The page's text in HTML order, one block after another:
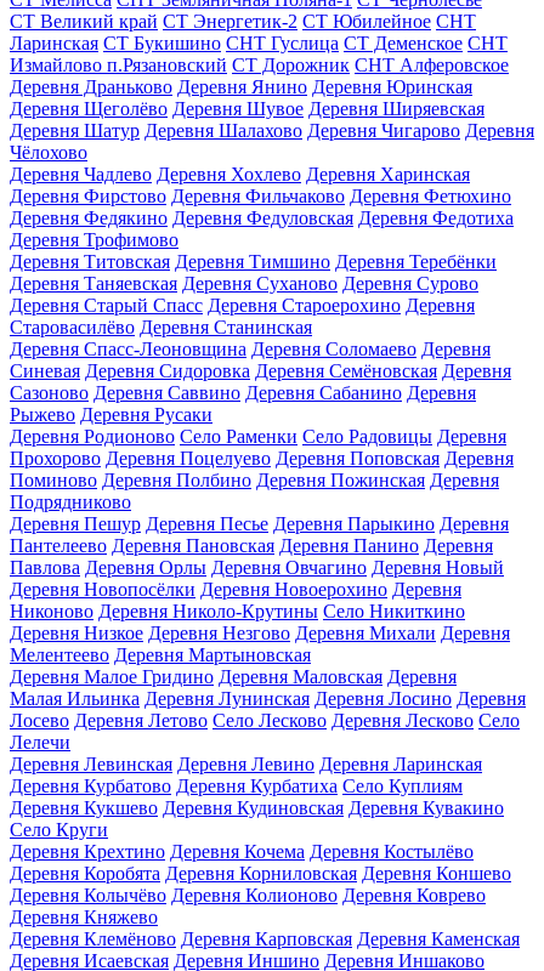
СТ Великий край СТ Энергетик-2 СТ Юбилейное СНТ
Ларинская СТ Букишино СНТ Гуслица СТ Деменское СНТ
Измайлово п.Рязановский СТ Дорожник СНТ Алферовское
Деревня Драньково Деревня Янино Деревня Юринская
Деревня Щеголёво Деревня Шувое Деревня Ширяевская
Деревня Шатур Деревня Шалахово Деревня Чигарово Деревня
Чёлохово
Деревня Чадлево Деревня Хохлево Деревня Харинская
Деревня Фирстово Деревня Фильчаково Деревня Фетюхино
Деревня Федякино Деревня Федуловская Деревня Федотиха
Деревня Трофимово
Деревня Титовская Деревня Тимшино Деревня Теребёнки
Деревня Таняевская Деревня Суханово Деревня Сурово
Деревня Старый Спасс Деревня Староерохино Деревня
Старовасилёво Деревня Станинская
Деревня Спасс-Леоновщина Деревня Соломаево Деревня
Синевая Деревня Сидоровка Деревня Семёновская Деревня
Сазоново Деревня Саввино Деревня Сабанино Деревня
Рыжево Деревня Русаки
Деревня Родионово Село Раменки Село Радовицы Деревня
Прохорово Деревня Поцелуево Деревня Поповская Деревня
Поминово Деревня Полбино Деревня Пожинская Деревня
Подрядниково
Деревня Пешур Деревня Песье Деревня Парыкино Деревня
Пантелеево Деревня Пановская Деревня Панино Деревня
Павлова Деревня Орлы Деревня Овчагино Деревня Новый
Деревня Новопосёлки Деревня Новоерохино Деревня
Никоново Деревня Николо-Крутины Село Никиткино
Деревня Низкое Деревня Незгово Деревня Михали Деревня
Мелентеево Деревня Мартыновская
Деревня Малое Гридино Деревня Маловская Деревня
Малая Ильинка Деревня Лунинская Деревня Лосино Деревня
Лосево Деревня Летово Село Лесково Деревня Лесково Село
Лелечи
Деревня Левинская Деревня Левино Деревня Ларинская
Деревня Курбатово Деревня Курбатиха Село Куплиям
Деревня Кукшево Деревня Кудиновская Деревня Кувакино
Село Круги
Деревня Крехтино Деревня Кочема Деревня Костылёво
Деревня Коробята Деревня Корниловская Деревня Коншево
Деревня Колычёво Деревня Колионово Деревня Коврево
Деревня Княжево
Деревня Клемёново Деревня Карповская Деревня Каменская
Деревня Исаевская Деревня Иншино Деревня Иншаково